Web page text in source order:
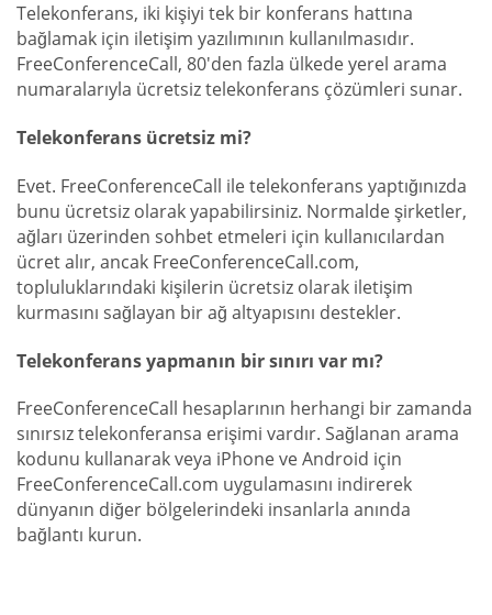
Telekonferans, iki kişiyi tek bir konferans hattına
bağlamak için iletişim yazılımının kullanılmasıdır.
FreeConferenceCall, 80'den fazla ülkede yerel arama
numaralarıyla ücretsiz telekonferans çözümleri sunar.
Telekonferans ücretsiz mi?
Evet. FreeConferenceCall ile telekonferans yaptığınızda
bunu ücretsiz olarak yapabilirsiniz. Normalde şirketler,
ağları üzerinden sohbet etmeleri için kullanıcılardan
ücret alır, ancak FreeConferenceCall.com,
topluluklarındaki kişilerin ücretsiz olarak iletişim
kurmasını sağlayan bir ağ altyapısını destekler.
Telekonferans yapmanın bir sınırı var mı?
FreeConferenceCall hesaplarının herhangi bir zamanda
sınırsız telekonferansa erişimi vardır. Sağlanan arama
kodunu kullanarak veya iPhone ve Android için
FreeConferenceCall.com uygulamasını indirerek
dünyanın diğer bölgelerindeki insanlarla anında
bağlantı kurun.